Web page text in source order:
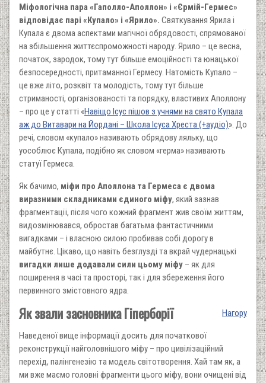
Міфологічна пара «Гаполло-Аполлон» і «Єрмій-Гермес»
відповідає парі «Купало» і «Ярило». Святкування Ярила і
Купала є двома аспектами магічної обрядовості, спрямованої
на збільшення життєспроможності народу. Ярило – це весна,
початок, зародок, тому тут більше емоційності та юнацької
безпосередності, притаманної Гермесу. Натомість Купало –
це вже літо, розквіт та молодість, тому тут більше
стриманості, організованості та порядку, властивих Аполлону
– про це у статті «Навіщо Ісус пішов з учнями на свято Купала
аж до Витавари на Йордані – Школа Ісуса Хреста (+аудіо)». До
речі, словом «купало» називають обрядову ляльку, що
уособлює Купала, подібно як словом «герма» називають
статуї Гермеса.
Як бачимо, міфи про Аполлона та Гермеса є двома
виразними складниками єдиного міфу, який зазнав
фрагментації, після чого кожний фрагмент жив своїм життям,
видозмінювався, обростав багатьма фантастичними
вигадками – і власною силою пробивав собі дорогу в
майбутнє. Цікаво, що навіть безглузді та вкрай чудернацькі
вигадки лише додавали сили цьому міфу – як для
поширення в часі та просторі, так і для збереження його
первинного змістовного ядра.
Нагору
Як звали засновника Гіперборії
Наведеної вище інформації досить для початкової
реконструкції найголовнішого міфу – про цивілізаційний
перехід, палінгенезію та модель світотворення. Хай там як, а
ми вже маємо головні фрагменти цього міфу, вони очищені від